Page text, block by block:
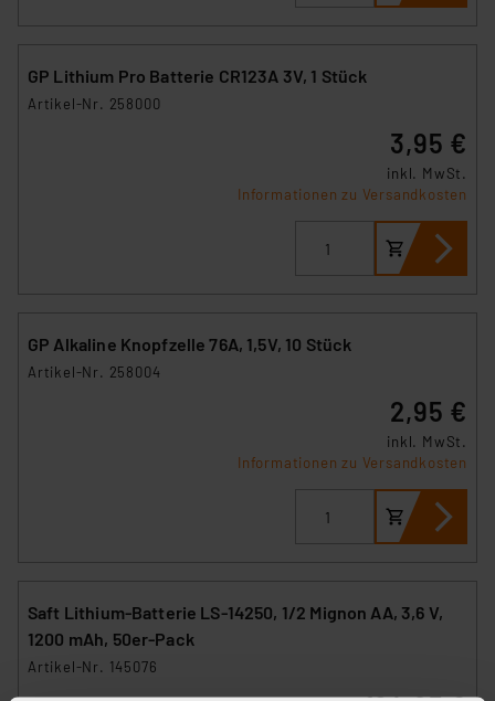
GP Lithium Pro Batterie CR123A 3V, 1 Stück
Artikel-Nr. 258000
3,95 €
inkl. MwSt.
Informationen zu Versandkosten
GP Alkaline Knopfzelle 76A, 1,5V, 10 Stück
Artikel-Nr. 258004
2,95 €
inkl. MwSt.
Informationen zu Versandkosten
Saft Lithium-Batterie LS-14250, 1/2 Mignon AA, 3,6 V,
1200 mAh, 50er-Pack
Artikel-Nr. 145076